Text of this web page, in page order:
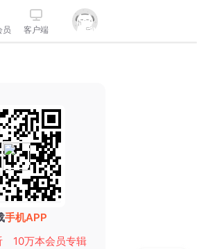
员 客户端
手机APP
10万本会员专辑